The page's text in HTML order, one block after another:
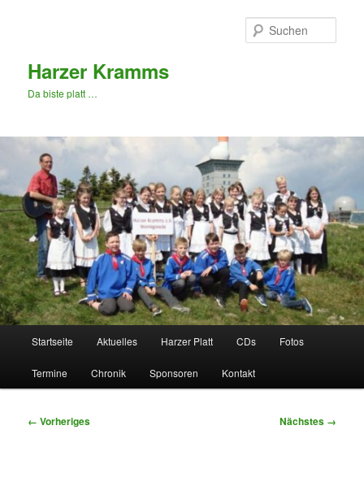
Harzer Kramms
Da biste platt …
Startseite Aktuelles Harzer Platt CDs Fotos
Termine Chronik Sponsoren Kontakt
Bilder-
← Vorheriges Nächstes →